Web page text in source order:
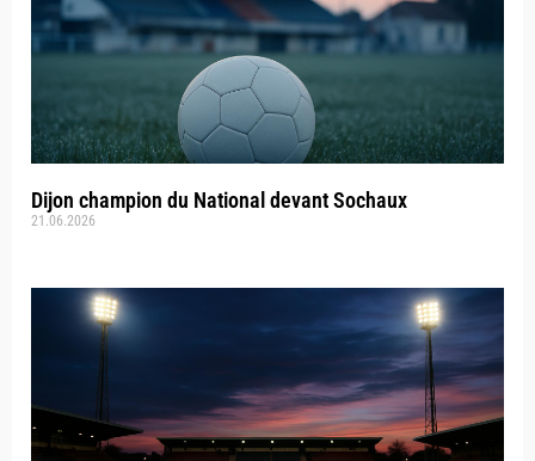
Dijon champion du National devant Sochaux
21.06.2026